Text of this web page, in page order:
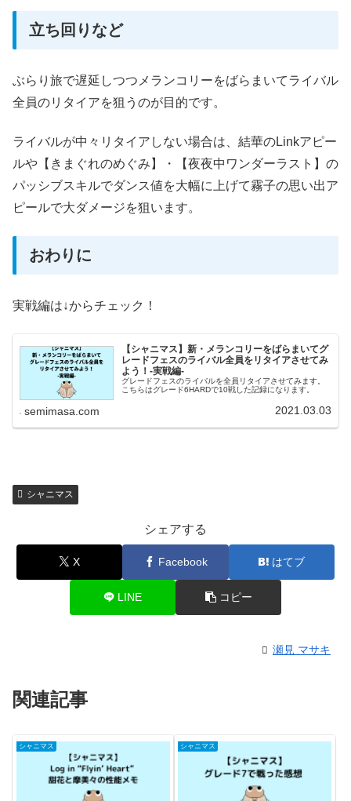
立ち回りなど
ぶらり旅で遅延しつつメランコリーをばらまいてライバル
全員のリタイアを狙うのが目的です。
ライバルが中々リタイアしない場合は、結華のLinkアピー
ルや【きまぐれのめぐみ】・【夜夜中ワンダーラスト】の
パッシブスキルでダンス値を大幅に上げて霧子の思い出ア
ピールで大ダメージを狙います。
おわりに
実戦編は↓からチェック！
【シャニマス】新・メランコリーをばらまいてグ
レードフェスのライバル全員をリタイアさせてみ
よう！-実戦編-
グレードフェスのライバルを全員リタイアさせてみます。
こちらはグレード6HARDで10戦した記録になります。
semimasa.com 2021.03.03
シャニマス
シェアする
X Facebook はてブ
LINE コピー
瀬見 マサキ
関連記事
シャニマス シャニマス